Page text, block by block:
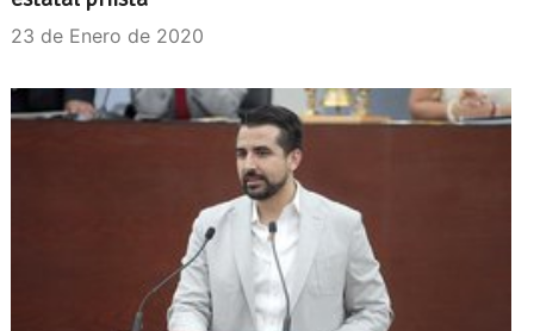
23 de Enero de 2020